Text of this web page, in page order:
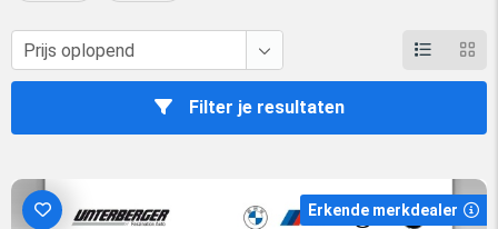
Filter je resultaten
Erkende merkdealer